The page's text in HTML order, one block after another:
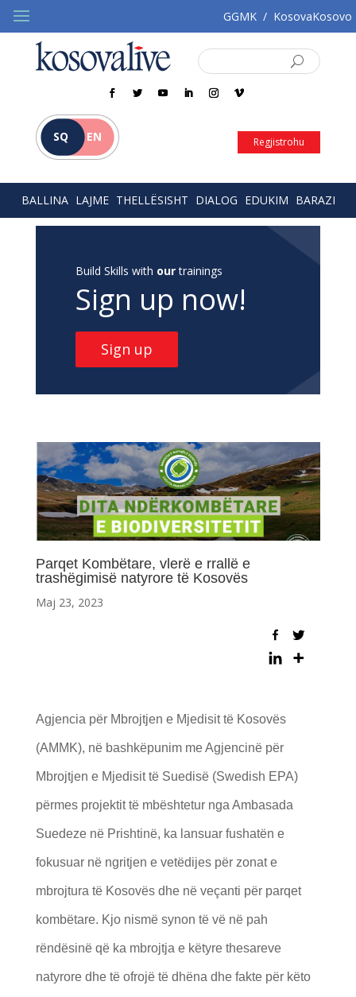
GGMK / KosovaKosovo
SQ EN Regjistrohu
BALLINA LAJME THELLËSISHT DIALOG EDUKIM BARAZI
Build Skills with ourtrainings
Sign up now!
Sign up
Parqet Kombëtare, vlerë e rrallë e
trashëgimisë natyrore të Kosovës
Maj 23, 2023
Agjencia për Mbrojtjen e Mjedisit të Kosovës
(AMMK), në bashkëpunim me Agjencinë për
Mbrojtjen e Mjedisit të Suedisë (Swedish EPA)
përmes projektit të mbështetur nga Ambasada
Suedeze në Prishtinë, ka lansuar fushatën e
fokusuar në ngritjen e vetëdijes për zonat e
mbrojtura të Kosovës dhe në veçanti për parqet
kombëtare. Kjo nismë synon të vë në pah
rëndësinë që ka mbrojtja e këtyre thesareve
natyrore dhe të ofrojë të dhëna dhe fakte për këto